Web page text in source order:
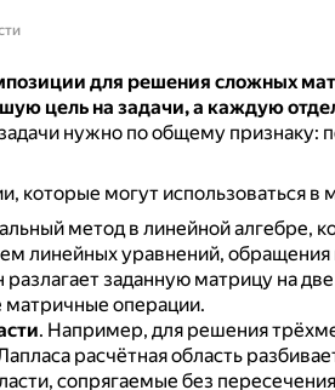
для решения сложных
цель на задачи, а каждую
нужно по общему признаку:
которые могут использоваться в
метод в линейной алгебре,
линейных уравнений, обращения
разлагает заданную матрицу на
операции.
. Например, для решения
расчётная область
сопрягаемые без